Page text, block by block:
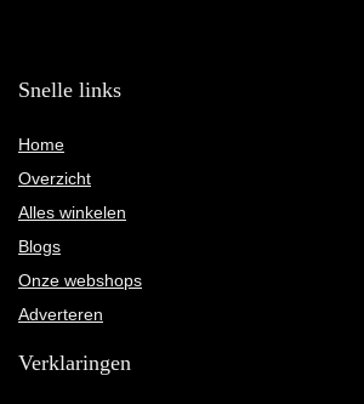
Snelle links
Home
Overzicht
Alles winkelen
Blogs
Onze webshops
Adverteren
Verklaringen